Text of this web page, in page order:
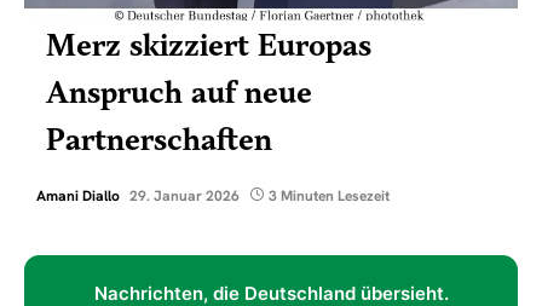
Merz skizziert Europas
Anspruch auf neue
Partnerschaften
Amani Diallo 29. Januar 2026 3 Minuten Lesezeit
Nachrichten, die Deutschland übersieht.